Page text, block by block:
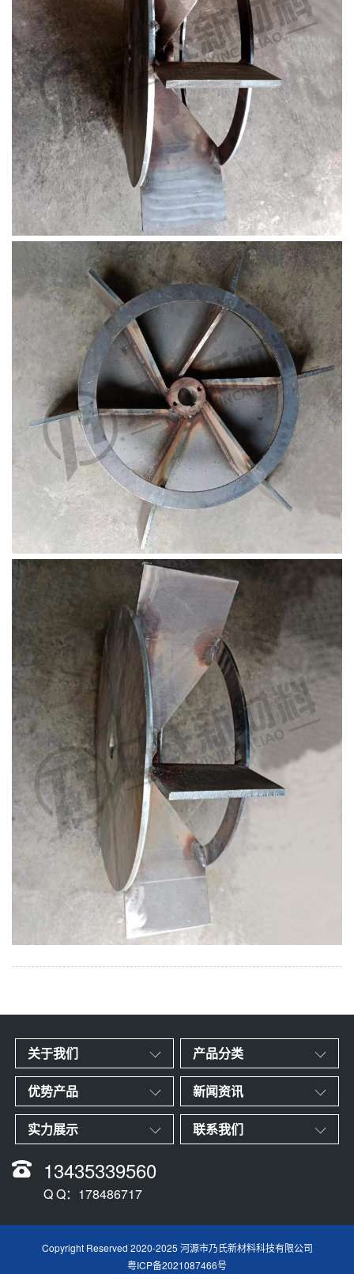
关于我们 产品分类
优势产品 新闻资讯
实力展示 联系我们
13435339560
Q Q：178486717
Copyright Reserved 2020-2025 河源市乃氏新材料科技有限公司
粤ICP备2021087466号